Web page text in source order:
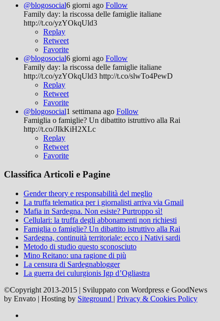
@blogosocial6 giorni ago Follow
Family day: la riscossa delle famiglie italiane
http://t.co/yzYOkqUld3
Replay
Retweet
Favorite
@blogosocial6 giorni ago Follow
Family day: la riscossa delle famiglie italiane
http://t.co/yzYOkqUld3 http://t.co/slwTo4PewD
Replay
Retweet
Favorite
@blogosocial1 settimana ago Follow
Famiglia o famiglie? Un dibattito istruttivo alla Rai
http://t.co/JIkKiH2XLc
Replay
Retweet
Favorite
Classifica Articoli e Pagine
Gender theory e responsabilità del meglio
La truffa telematica per i giornalisti arriva via Gmail
Mafia in Sardegna. Non esiste? Purtroppo sì!
Cellulari: la truffa degli abbonamenti non richiesti
Famiglia o famiglie? Un dibattito istruttivo alla Rai
Sardegna, continuità territoriale: ecco i Nativi sardi
Metodo di studio questo sconosciuto
Mino Reitano: una ragione di più
La censura di Sardegnablogger
La guerra dei culurgionis Igp d’Ogliastra
©Copyright 2013-2015 | Sviluppato con Wordpress e GoodNews
by Envato | Hosting by Siteground | Privacy & Cookies Policy